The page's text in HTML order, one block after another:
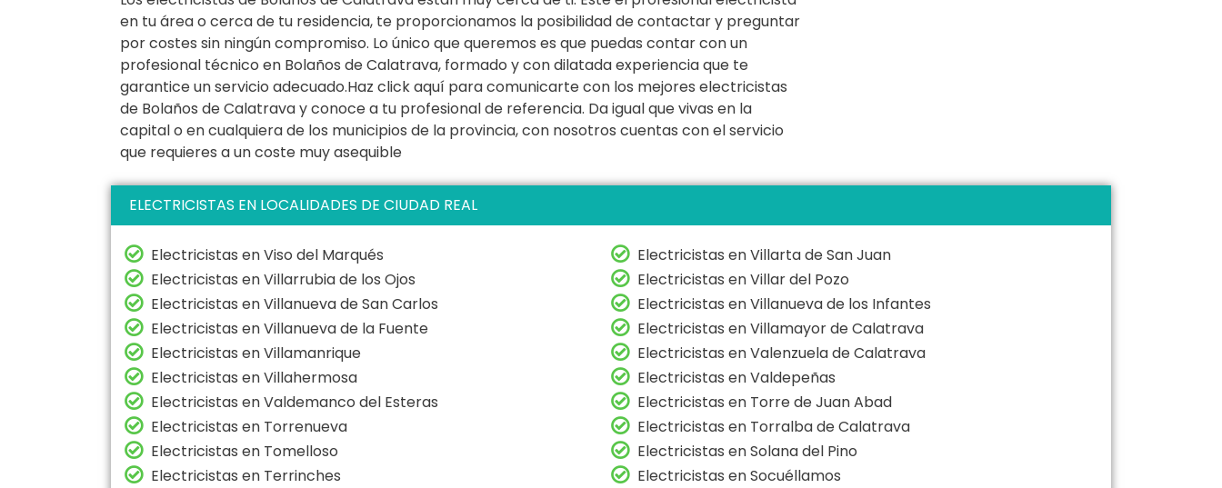
en tu área o cerca de tu residencia, te proporcionamos la posibilidad de contactar y preguntar
por costes sin ningún compromiso. Lo único que queremos es que puedas contar con un
profesional técnico en Bolaños de Calatrava, formado y con dilatada experiencia que te
garantice un servicio adecuado.Haz click aquí para comunicarte con los mejores electricistas
de Bolaños de Calatrava y conoce a tu profesional de referencia. Da igual que vivas en la
capital o en cualquiera de los municipios de la provincia, con nosotros cuentas con el servicio
que requieres a un coste muy asequible
ELECTRICISTAS EN LOCALIDADES DE CIUDAD REAL
Electricistas en Viso del Marqués
Electricistas en Villarta de San Juan
Electricistas en Villarrubia de los Ojos
Electricistas en Villar del Pozo
Electricistas en Villanueva de San Carlos
Electricistas en Villanueva de los Infantes
Electricistas en Villanueva de la Fuente
Electricistas en Villamayor de Calatrava
Electricistas en Villamanrique
Electricistas en Valenzuela de Calatrava
Electricistas en Villahermosa
Electricistas en Valdepeñas
Electricistas en Valdemanco del Esteras
Electricistas en Torre de Juan Abad
Electricistas en Torrenueva
Electricistas en Torralba de Calatrava
Electricistas en Tomelloso
Electricistas en Solana del Pino
Electricistas en Terrinches
Electricistas en Socuéllamos